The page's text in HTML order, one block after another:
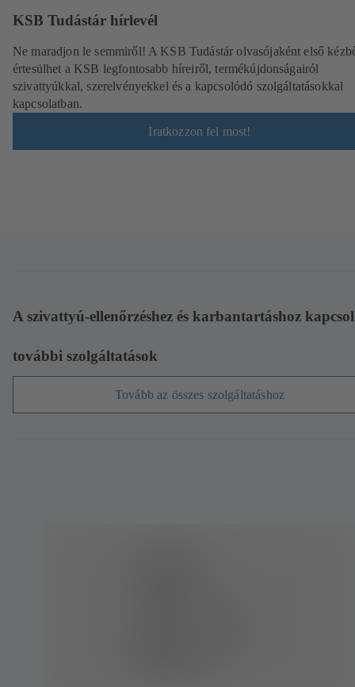
KSB Tudástár hírlevél
Ne maradjon le semmiről! A KSB Tudástár olvasójaként első
értesülhet a KSB legfontosabb híreiről, termékújdonságairól
szivattyúkkal, szerelvényekkel és a kapcsolódó szolgáltatásokkal
kapcsolatban.
Iratkozzon fel most!
A szivattyú-ellenőrzéshez és karbantartáshoz
további szolgáltatások
Tovább az összes szolgáltatáshoz